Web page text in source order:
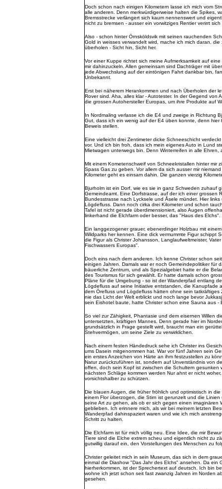
Doch schon nach einigen Kilometern lasse ich mich vom
alle anderen. Denn merkwürdigerweise halten die Spikes,
Bremsstrecke verlängert sich kaum nennenswert und
nicht zu bremsen - ausser ein vorwitziges Rentier verirrt
Also - schon hinter Örnsköldsvik mit seinen rauchenden
Gold in weisses verwandelt wird, mache ich mich daran,
überholen - Sicht hin, Sicht her.
Vor einer Kuppe richtet sich meine Aufmerksamkeit auf
mir dahinzuckeln. Allen gemeinsam sind Dachträger mit
jede Abwechslung auf der eintönigen Fahrt dankbar bin,
Unbekannt.
Erst bei näherem Herankommen und nach Überholen der
Rover sind. Aha, alles klar - Autotester. In der Gegend von
die grossen Autohersteller Europas, um ihre Produkte auf
In Nordmaling verlasse ich die E4 und zweige in Richtung
Gut, dass ich ein wenig auf der E4 üben konnte, denn hier
Beweis stellen.
Eine vielleicht drei Zentimeter dicke Schneeschicht
vor. Und ich bin froh, dass ich mein eigenes Auto in Lund
Mietwagen unterwegs bin. Denn Winterreifen in alle
Mit einem Kometenschweif von Schneekristallen hinter mir
Spass Gas zu geben. Vor allem da sich ausser mir
Kilometer geht es einsam dahin. Die ganzen vierzig
Bjurholm ist ein Dorf, wie es sie in ganz Schweden zuhauf
Gemeindeamt. Eine Dorfstrasse, auf der ich einer grossen
Bundesstrasse nach Lycksele und Åsele mündet. Hier
Lögdefluss. Dann noch cirka drei Kilometer und schon
Tafel ist nicht gerade überdimensioniert, also Augen
linkerhand die Elchfarm oder besser, das "Haus des Elchs".
Ein langgezogener grauer, ebenerdinger Holzbau mit
Wildparks her kennen. Eine dick vermummte Figur schippt
die Figur als Christer Johansson, Langlaufweltmeister,
Fischwassers Europas".
Doch eins nach dem anderen. Ich kenne Christer schon seit
einigen Jahren. Damals war er noch Gemeindepolitiker für
bäuerliche Zentrum, und als Spezialgebiet hatte er die
des Tourismus für sich gewählt. Er hatte damals schon
Pläne für die Umgebung - so ist der Wanderpfad entlang
Lögdefluss auf seine Initiative entstanden, die Kanupfade
dem Örefluss und Lögdefluss hätten ohne sein tatkräftiges
nie das Licht der Welt erblickt und noch lange bevor
sein Eishotel baute, hatte Christer schon eine Sauna aus -
So viel zur Zähigkeit, Phantasie und dem eisernen Willen
untersetzten, kräftigen Mannes. Denn gerade hier im
grundsätzlich in Frage gestellt wird, braucht man ein
Stehvermögen, um seine Ziele zu verwirklichen.
Nach einem festen Händedruck sehe ich Christer ins
ums Dasein mitgenommen hat. War vor fünf Jahren sein
ein erstes Anzeichen von Härte an ihm festzustellen zu
Natur zurückzuführen ist, sondern auf Unverständnis von
offen, doch sein Kopf ist zwischen die Schultern gesunken
nächsten Schläge kommen werden Nur ahnt er nicht
vorsichtshalber zu schützen.
Die blauen Augen, die früher fröhlich und optimistisch in
einem Flor überzogen, die Stirn ist gerunzelt und die
seine Art zu gehen, als ob er sich gegen einen imaginären
geblieben. Ich erinnere mich, als wir bei meinem letzten
Wanderpfad dahinspaziert waren und wie ich mich
Schritt zu halten.
Die Elchfarm ist für mich völlig neu. Eine Idee, die mir
Tiere sind die Elche extrem scheu und eigentlich nicht zu
gutwillig darauf ein, den Vorstellungen des Menschen zu
Christer geleitet mich in sein Museum, das sich in dem
einmal die Diashow "Das Jahr des Elchs" ansehen. Da ein
hierherkommen, ist der Sprechertext auf deutsch. Ich bin
wohne ich jetzt schon seit fast zwanzig Jahren im Norden
gesehen.